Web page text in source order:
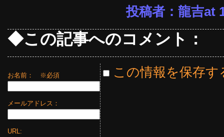
投稿者：龍吉at
◆この記事へのコメント：
お名前： ※必須
メールアドレス：
URL:
この情報を保存す